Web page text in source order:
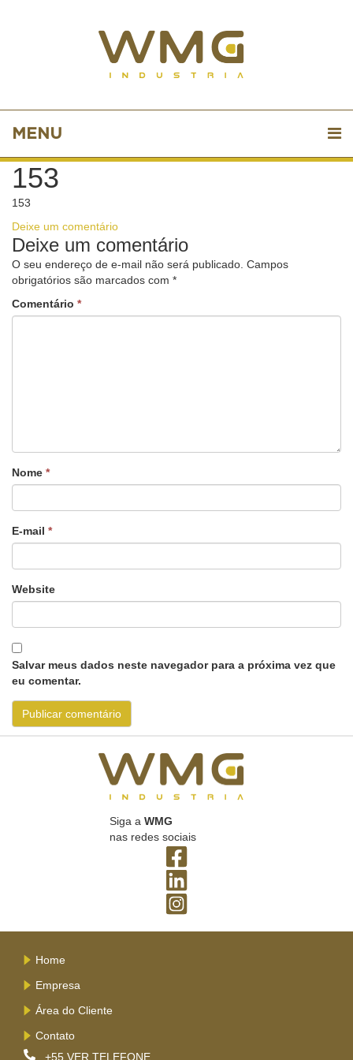
MENU
153
153
Deixe um comentário
Deixe um comentário
O seu endereço de e-mail não será publicado. Campos
obrigatórios são marcados com *
Comentário *
Nome *
E-mail *
Website
Salvar meus dados neste navegador para a próxima vez que
eu comentar.
Siga a WMG
nas redes sociais
Home
Empresa
Área do Cliente
Contato
+55 VER TELEFONE